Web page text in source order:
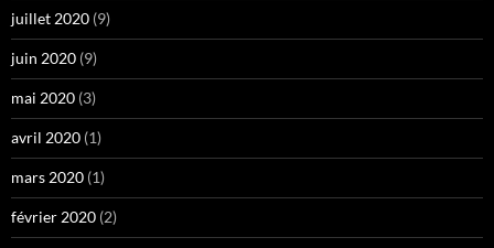
juillet 2020 (9)
juin 2020 (9)
mai 2020 (3)
avril 2020 (1)
mars 2020 (1)
février 2020 (2)